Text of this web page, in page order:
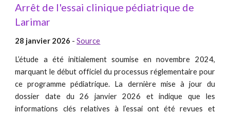
Arrêt de l'essai clinique pédiatrique de
Larimar
28 janvier 2026 -Source
L’étude a été initialement soumise en novembre 2024,
marquant le début officiel du processus réglementaire pour
ce programme pédiatrique. La dernière mise à jour du
dossier date du 26 janvier 2026 et indique que les
informations clés relatives à l’essai ont été revues et